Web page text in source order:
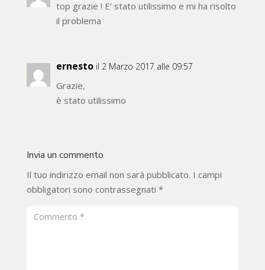
top grazie ! E’ stato utilissimo e mi ha risolto
il problema
ernesto il 2 Marzo 2017 alle 09:57
Grazie,
è stato utilissimo
Invia un commento
Il tuo indirizzo email non sarà pubblicato. I campi
obbligatori sono contrassegnati *